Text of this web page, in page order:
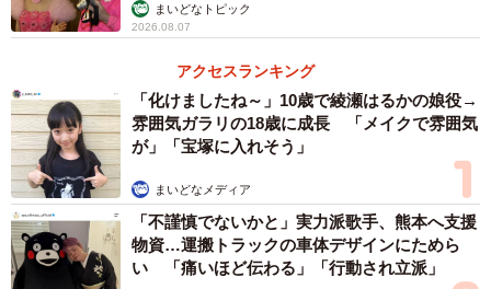
「キーホルダーにしたらかわいいのでは？！」。担当者のひらめきで生
まれた「LANケーブルキーホルダー」（愛三電機提供）
ツイッター担当者は「配線部材のかわいさをたくさんの
方に伝えられたことがとてもうれしいです」とし、「ぜひ
キーホルダーをきっかけに、愛三電機にも遊びに来ていた
だきたいです」とアピールしています。
まいどなトピック
2026.08.07
アクセスランキング
「化けましたね～」10歳で綾瀬はるかの娘役→
雰囲気ガラリの18歳に成長 「メイクで雰囲気
が」「宝塚に入れそう」
まいどなメディア
「不謹慎でないかと」実力派歌手、熊本へ支援
物資…運搬トラックの車体デザインにためら
い 「痛いほど伝わる」「行動され立派」